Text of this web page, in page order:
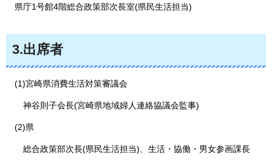
県庁1号館4階総合政策部次長室(県民生活担当)
3.出席者
(1)宮崎県消費生活対策審議会
神谷則子会長(宮崎県地域婦人連絡協議会監事)
(2)県
総合政策部次長(県民生活担当)、生活・協働・男女参画課長